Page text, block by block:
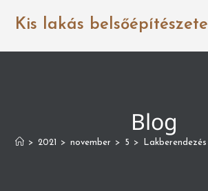
Kis lakás belsőépítészete
Blog
> 2021 > november > 5 > Lakberendezés